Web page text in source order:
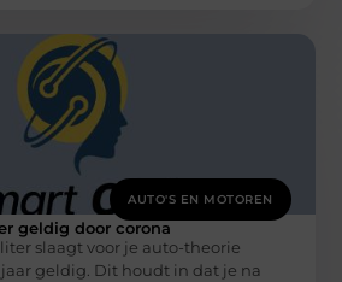
AUTO'S EN MOTOREN
geldig door corona
slaagt voor je auto-theorie
jaar geldig. Dit houdt in dat je na